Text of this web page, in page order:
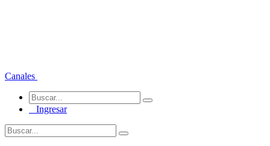
Canales
Ingresar